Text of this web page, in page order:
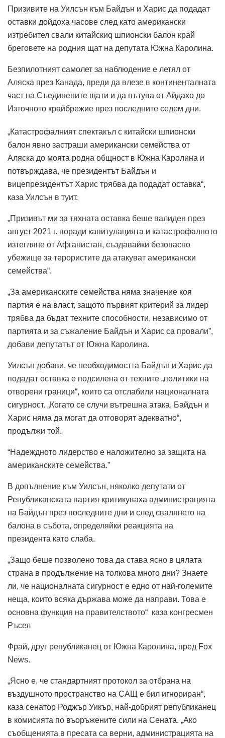
Призивите на Уилсън към Байдън и Харис да подадат
оставки дойдоха часове след като американски
изтребител свали китайскиq шпионски балон край
бреговете на родния щат на депутата Южна Каролина.
Безпилотният самолет за наблюдение е летял от
Аляска през Канада, преди да влезе в континенталната
част на Съединените щати и да пътува от Айдахо до
Източното крайбрежие през последните седем дни.
„Катастрофалният спектакъл с китайски шпионски
балон явно застраши американски семейства от
Аляска до моята родна общност в Южна Каролина и
потвърждава, че президентът Байдън и
вицепрезидентът Харис трябва да подадат оставка“,
каза Уилсън в туит.
„Призивът ми за тяхната оставка беше валиден през
август 2021 г. поради капитулацията и катастрофалното
изтегляне от Афганистан, създавайки безопасно
убежище за терористите да атакуват американски
семейства“.
„За американските семейства няма значение коя
партия е на власт, защото първият критерий за лидер
трябва да бъдат техните способности, независимо от
партията и за съжаление Байдън и Харис са провали”,
добави депутатът от Южна Каролина.
Уилсън добави, че необходимостта Байдън и Харис да
подадат оставка е подсилена от техните „политики на
отворени граници“, които са отслабили националната
сигурност. „Когато се случи вътрешна атака, Байдън и
Харис няма да могат да отговорят адекватно“,
продължи той.
“Надеждното лидерство е наложително за защита на
американските семейства.”
В допълнение към Уилсън, няколко депутати от
Републиканската партия критикуваха администрацията
на Байдън през последните дни и след свалянето на
балона в събота, определяйки реакцията на
президента като слаба.
„Защо беше позволено това да става ясно в цялата
страна в продължение на толкова много дни? Знаете
ли, че националната сигурност е едно от най-големите
неща, които всяка държава може да направи. Това е
основна функция на правителството“ каза конгресмен
Ръсел
Фрай, друг републиканец от Южна Каролина, пред Fox
News.
„Ясно е, че стандартният протокол за отбрана на
въздушното пространство на САЩ е бил игнориран“,
каза сенатор Роджър Уикър, най-добрият републиканец
в комисията по въоръжените сили на Сената. „Ако
съобщенията в пресата са верни, администрацията на